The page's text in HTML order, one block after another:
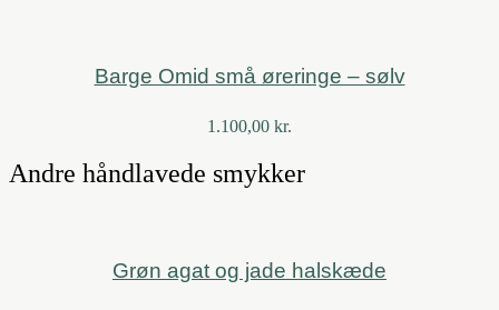
Barge Omid små øreringe – sølv
1.100,00 kr.
Andre håndlavede smykker
Grøn agat og jade halskæde